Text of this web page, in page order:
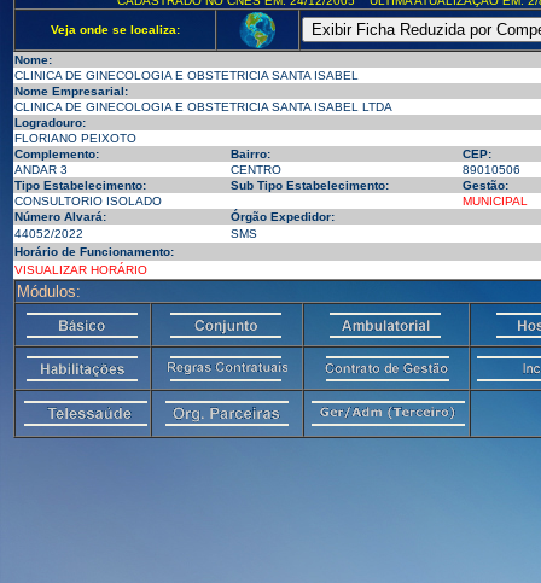
Veja onde se localiza:
Nome:
CLINICA DE GINECOLOGIA E OBSTETRICIA SANTA ISABEL
Nome Empresarial:
CLINICA DE GINECOLOGIA E OBSTETRICIA SANTA ISABEL LTDA
Logradouro:
FLORIANO PEIXOTO
Complemento:
Bairro:
CEP:
ANDAR 3
CENTRO
89010506
Tipo Estabelecimento:
Sub Tipo Estabelecimento:
Gestão:
CONSULTORIO ISOLADO
MUNICIPAL
Número Alvará:
Órgão Expedidor:
44052/2022
SMS
Horário de Funcionamento:
VISUALIZAR HORÁRIO
Módulos: